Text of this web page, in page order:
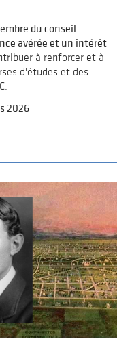
du conseil
avérée et un intérêt
à renforcer et à
d'études et des
2026